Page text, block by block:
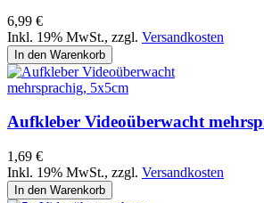
6,99 €
Inkl. 19% MwSt., zzgl. Versandkosten
In den Warenkorb
Aufkleber Videoüberwacht
1,69 €
Inkl. 19% MwSt., zzgl. Versandkosten
In den Warenkorb